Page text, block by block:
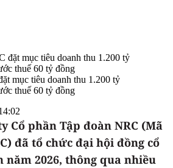
mục tiêu doanh thu 1.200 tỷ
thuế 60 tỷ đồng
Cổ phần Tập đoàn NRC (Mã
đã tổ chức đại hội đồng cổ
2026, thông qua nhiều